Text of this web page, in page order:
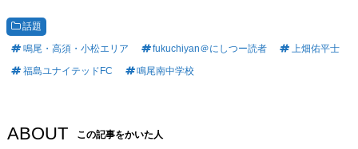
話題
鳴尾・高須・小松エリア
fukuchiyan＠にしつー読者
上畑佑平士
福島ユナイテッドFC
鳴尾南中学校
ABOUT この記事をかいた人